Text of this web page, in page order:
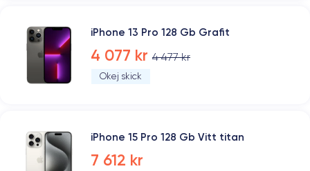
iPhone 13 Pro 128 Gb Grafit
4 077 kr 4 477 kr
Okej skick
iPhone 15 Pro 128 Gb Vitt titan
7 612 kr